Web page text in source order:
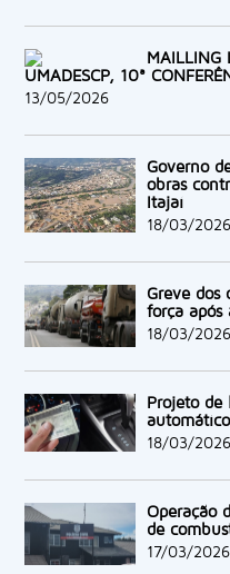
MAILLING
UMADESCP, 10ª
13/05/2026
Governo
obras
Itajaí
18/03/2026
Greve dos
força após
18/03/2026
Projeto de
18/03/2026
Operação
de
17/03/2026